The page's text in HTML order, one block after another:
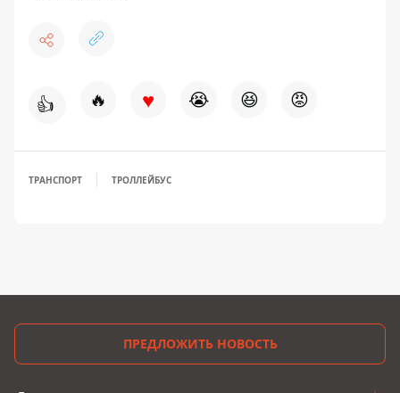
👍 🔥 ♥ 😭 😆 😡
ТРАНСПОРТ ТРОЛЛЕЙБУС
ПРЕДЛОЖИТЬ НОВОСТЬ